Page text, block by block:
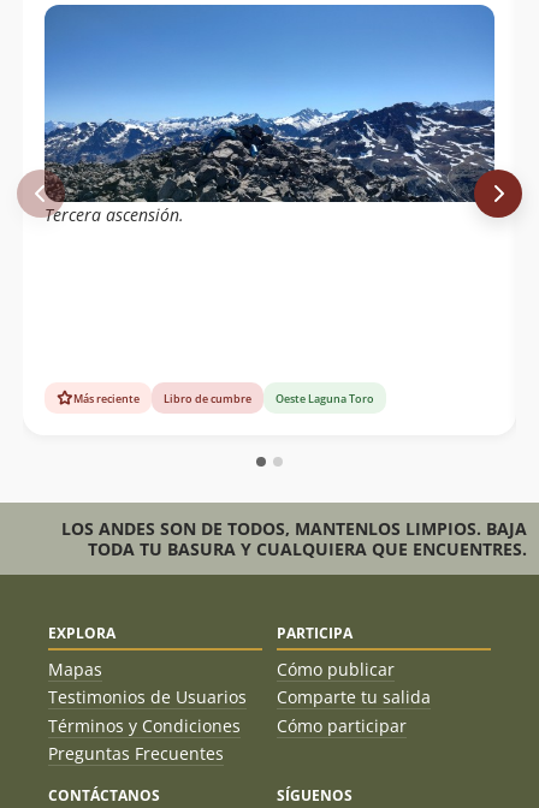
Tercera ascensión.
Más reciente Libro de cumbre Oeste Laguna Toro
LOS ANDES SON DE TODOS, MANTENLOS LIMPIOS. BAJA
TODA TU BASURA Y CUALQUIERA QUE ENCUENTRES.
EXPLORA
Mapas
Testimonios de Usuarios
Términos y Condiciones
Preguntas Frecuentes
PARTICIPA
Cómo publicar
Comparte tu salida
Cómo participar
CONTÁCTANOS SÍGUENOS